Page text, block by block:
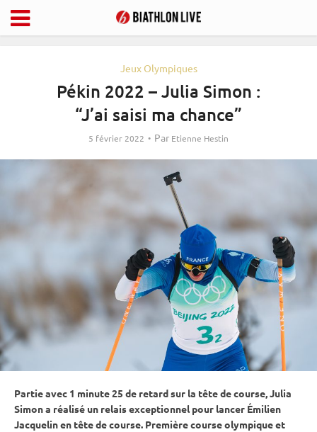
Jeux Olympiques
Pékin 2022 – Julia Simon :
“J’ai saisi ma chance”
5 février 2022 Par Etienne Hestin
Partie avec 1 minute 25 de retard sur la tête de course, Julia
Simon a réalisé un relaisexceptionnel pour lancer Émilien
Jacquelin en tête de course. Première course olympique et